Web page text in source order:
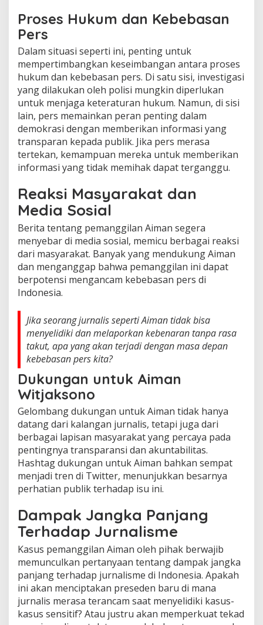
Proses Hukum dan Kebebasan
Pers
Dalam situasi seperti ini, penting untuk
mempertimbangkan keseimbangan antara proses
hukum dan kebebasan pers. Di satu sisi, investigasi
yang dilakukan oleh polisi mungkin diperlukan
untuk menjaga keteraturan hukum. Namun, di sisi
lain, pers memainkan peran penting dalam
demokrasi dengan memberikan informasi yang
transparan kepada publik. Jika pers merasa
tertekan, kemampuan mereka untuk memberikan
informasi yang tidak memihak dapat terganggu.
Reaksi Masyarakat dan
Media Sosial
Berita tentang pemanggilan Aiman segera
menyebar di media sosial, memicu berbagai reaksi
dari masyarakat. Banyak yang mendukung Aiman
dan menganggap bahwa pemanggilan ini dapat
berpotensi mengancam kebebasan pers di
Indonesia.
Jika seorang jurnalis seperti Aiman tidak bisa
menyelidiki dan melaporkan kebenaran tanpa rasa
takut, apa yang akan terjadi dengan masa depan
kebebasan pers kita?
Dukungan untuk Aiman
Witjaksono
Gelombang dukungan untuk Aiman tidak hanya
datang dari kalangan jurnalis, tetapi juga dari
berbagai lapisan masyarakat yang percaya pada
pentingnya transparansi dan akuntabilitas.
Hashtag dukungan untuk Aiman bahkan sempat
menjadi tren di Twitter, menunjukkan besarnya
perhatian publik terhadap isu ini.
Dampak Jangka Panjang
Terhadap Jurnalisme
Kasus pemanggilan Aiman oleh pihak berwajib
memunculkan pertanyaan tentang dampak jangka
panjang terhadap jurnalisme di Indonesia. Apakah
ini akan menciptakan preseden baru di mana
jurnalis merasa terancam saat menyelidiki kasus-
kasus sensitif? Atau justru akan memperkuat tekad